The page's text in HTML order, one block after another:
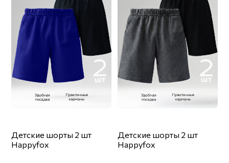
Детские шорты 2 шт
Happyfox
Детские шорты 2 шт
Happyfox